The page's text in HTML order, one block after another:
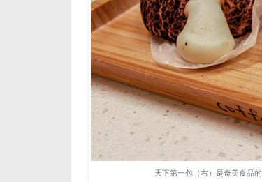
天下第一包（右）是奇美食品